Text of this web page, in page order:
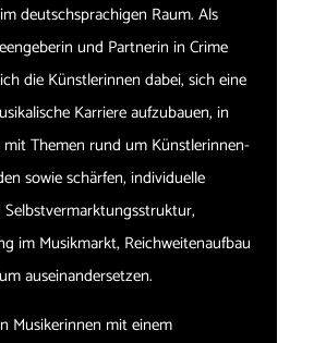
deutschsprachigen Raum. Als
und Partnerin in Crime
die Künstlerinnen dabei, sich eine
Karriere aufzubauen, in
Themen rund um Künstlerinnen-
sowie schärfen, individuelle
im Musikmarkt, Reichweitenaufbau
auseinandersetzen.
Musikerinnen mit einem